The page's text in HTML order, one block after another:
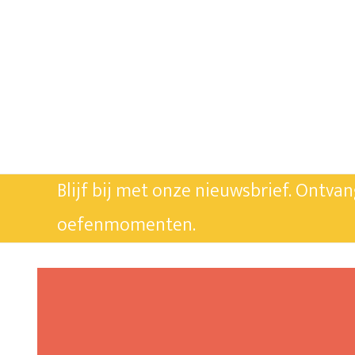
Blijf bij met onze nieuwsbrief.
oefenmomenten.